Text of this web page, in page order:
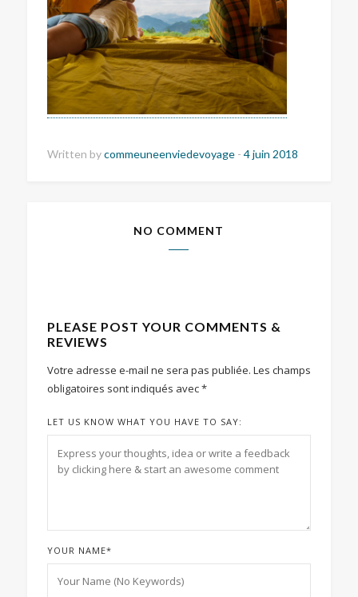
Written bycommeuneenviedevoyage - 4 juin 2018
NO COMMENT
PLEASE POST YOUR COMMENTS &
REVIEWS
Votre adresse e-mail ne sera pas publiée. Les champs
obligatoires sont indiqués avec*
LET US KNOW WHAT YOU HAVE TO SAY:
YOUR NAME*